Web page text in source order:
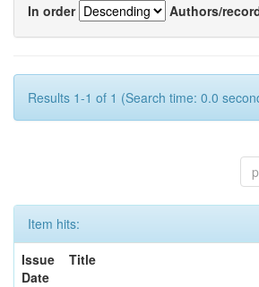
In order
Authors/
Results 1-1 of 1 (Search time: 0.0
Item hits:
Issue
Date
Title